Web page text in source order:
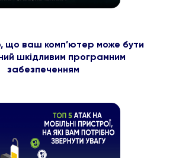
що ваш комп’ютер може бути
шкідливим програмним
забезпеченням